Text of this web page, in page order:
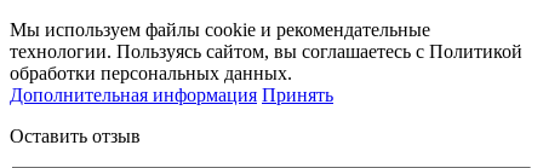
Мы используем файлы cookie и рекомендательные
технологии. Пользуясь сайтом, вы соглашаетесь с Политикой
обработки персональных данных.
Дополнительная информация Принять
Оставить отзыв